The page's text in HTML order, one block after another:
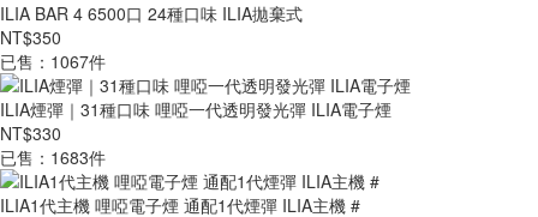
ILIA BAR 4 6500口 24種口味 ILIA拋棄式
NT$350
已售：1067件
ILIA煙彈｜31種口味 哩啞一代透明發光彈 ILIA電子煙
NT$330
已售：1683件
ILIA1代主機 哩啞電子煙 通配1代煙彈 ILIA主機 #